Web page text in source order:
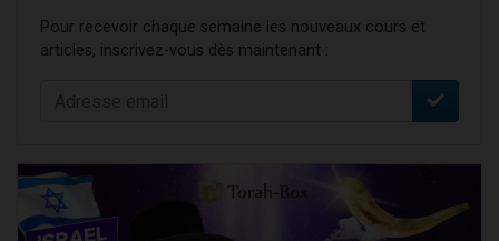
Pour recevoir chaque semaine les nouveaux cours et
articles, inscrivez-vous dès maintenant :